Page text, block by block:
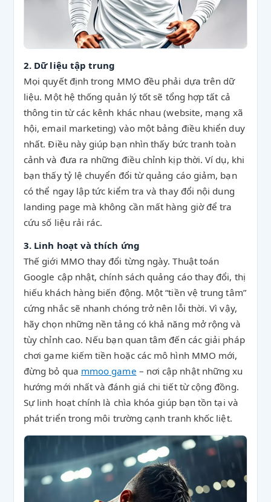
2. Dữ liệu tập trung
Mọi quyết định trong MMO đều phải dựa trên dữ
liệu. Một hệ thống quản lý tốt sẽ tổng hợp tất cả
thông tin từ các kênh khác nhau (website, mạng xã
hội, email marketing) vào một bảng điều khiển duy
nhất. Điều này giúp bạn nhìn thấy bức tranh toàn
cảnh và đưa ra những điều chỉnh kịp thời. Ví dụ, khi
bạn thấy tỷ lệ chuyển đổi từ quảng cáo giảm, bạn
có thể ngay lập tức kiểm tra và thay đổi nội dung
landing page mà không cần mất hàng giờ để tra
cứu số liệu rải rác.
3. Linh hoạt và thích ứng
Thế giới MMO thay đổi từng ngày. Thuật toán
Google cập nhật, chính sách quảng cáo thay đổi, thị
hiếu khách hàng biến động. Một “tiền vệ trung tâm”
cứng nhắc sẽ nhanh chóng trở nên lỗi thời. Vì vậy,
hãy chọn những nền tảng có khả năng mở rộng và
tùy chỉnh cao. Nếu bạn quan tâm đến các giải pháp
chơi game kiếm tiền hoặc các mô hình MMO mới,
đừng bỏ qua mmoo game – nơi cập nhật những xu
hướng mới nhất và đánh giá chi tiết từ cộng đồng.
Sự linh hoạt chính là chìa khóa giúp bạn tồn tại và
phát triển trong môi trường cạnh tranh khốc liệt.